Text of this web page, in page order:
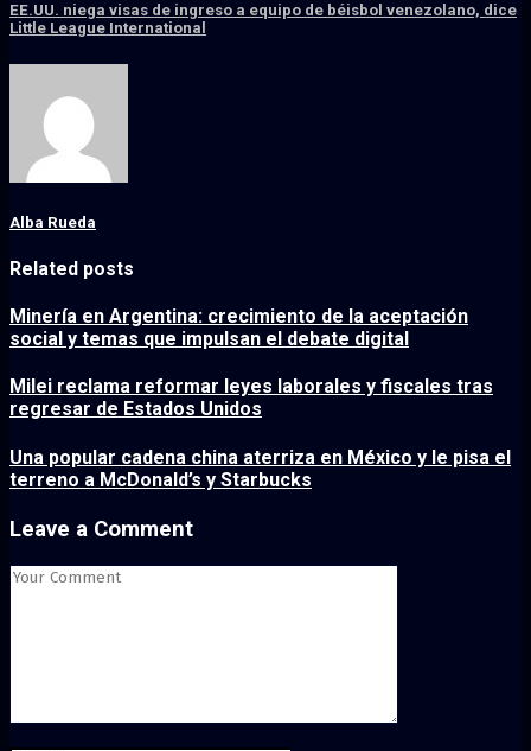
EE.UU. niega visas de ingreso a equipo de béisbol venezolano, dice
Little League International
Alba Rueda
Related posts
Minería en Argentina: crecimiento de la aceptación
social y temas que impulsan el debate digital
Milei reclama reformar leyes laborales y fiscales tras
regresar de Estados Unidos
Una popular cadena china aterriza en México y le pisa el
terreno a McDonald’s y Starbucks
Leave a Comment